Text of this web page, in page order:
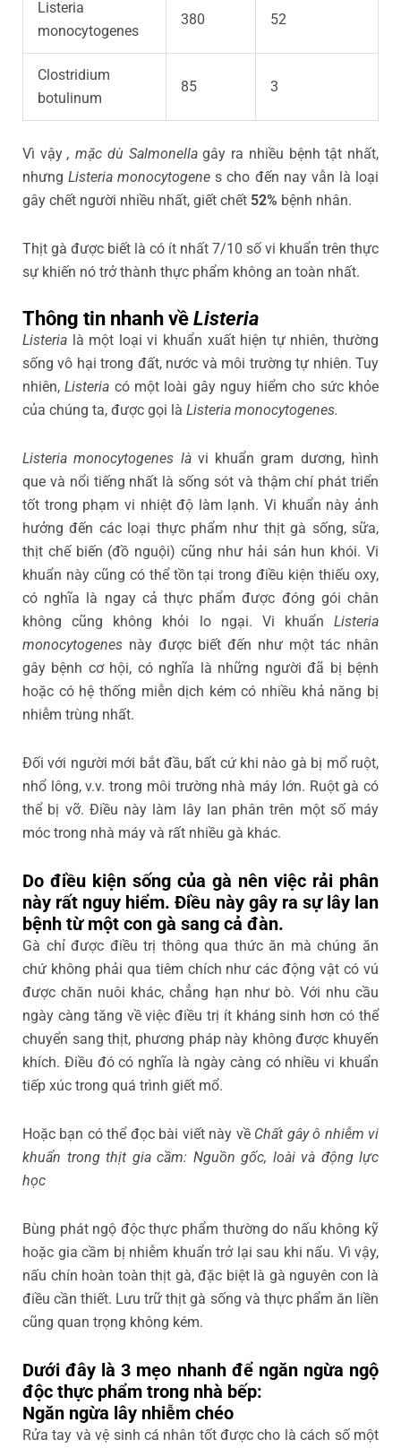
Listeria
monocytogenes
380 52
Clostridium
botulinum
85 3
Vì vậy, mặc dù Salmonellagây ra nhiều bệnh tật nhất,
nhưngListeria monocytogenes cho đến nay vẫn là loại
gây chết người nhiều nhất, giết chết 52% bệnh nhân.
Thịt gà được biết là có ít nhất 7/10 số vi khuẩn trên thực
sự khiến nó trở thành thực phẩm không an toàn nhất.
Thông tin nhanh về Listeria
Listeria là một loại vi khuẩn xuất hiện tự nhiên, thường
sống vô hại trong đất, nước và môi trường tự nhiên. Tuy
nhiên,Listeria có một loài gây nguy hiểm cho sức khỏe
của chúng ta, được gọi là Listeria monocytogenes.
Listeria monocytogenes là vi khuẩn gram dương, hình
que và nổi tiếng nhất là sống sót và thậm chí phát triển
tốt trong phạm vi nhiệt độ làm lạnh. Vi khuẩn này ảnh
hưởng đến các loại thực phẩm như thịt gà sống, sữa,
thịt chế biến (đồ nguội) cũng như hải sản hun khói. Vi
khuẩn này cũng có thể tồn tại trong điều kiện thiếu oxy,
có nghĩa là ngay cả thực phẩm được đóng gói chân
không cũng không khỏi lo ngại. Vi khuẩn Listeria
monocytogenes này được biết đến như một tác nhân
gây bệnh cơ hội, có nghĩa là những người đã bị bệnh
hoặc có hệ thống miễn dịch kém có nhiều khả năng bị
nhiễm trùng nhất.
Đối với người mới bắt đầu, bất cứ khi nào gà bị mổ ruột,
nhổ lông, v.v. trong môi trường nhà máy lớn. Ruột gà có
thể bị vỡ. Điều này làm lây lan phân trên một số máy
móc trong nhà máy và rất nhiều gà khác.
Do điều kiện sống của gà nên việc rải phân
này rất nguy hiểm. Điều này gây ra sự lây lan
bệnh từ một con gà sang cả đàn.
Gà chỉ được điều trị thông qua thức ăn mà chúng ăn
chứ không phải qua tiêm chích như các động vật có vú
được chăn nuôi khác, chẳng hạn như bò. Với nhu cầu
ngày càng tăng về việc điều trị ít kháng sinh hơn có thể
chuyển sang thịt, phương pháp này không được khuyến
khích. Điều đó có nghĩa là ngày càng có nhiều vi khuẩn
tiếp xúc trong quá trình giết mổ.
Hoặc bạn có thể đọc bài viết này về Chất gây ô nhiễm vi
khuẩn trong thịt gia cầm: Nguồn gốc, loài và động lực
học
Bùng phát ngộ độc thực phẩm thường do nấu không kỹ
hoặc gia cầm bị nhiễm khuẩn trở lại sau khi nấu. Vì vậy,
nấu chín hoàn toàn thịt gà, đặc biệt là gà nguyên con là
điều cần thiết. Lưu trữ thịt gà sống và thực phẩm ăn liền
cũng quan trọng không kém.
Dưới đây là 3 mẹo nhanh để ngăn ngừa ngộ
độc thực phẩm trong nhà bếp:
Ngăn ngừa lây nhiễm chéo
Rửa tay và vệ sinh cá nhân tốt được cho là cách số một